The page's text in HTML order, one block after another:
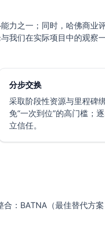
力之一；同时，哈佛商业
我们在实际项目中的观察
分步交换
采取阶段性资源与里程碑
免“一次到位”的高门槛；
立信任。
：BATNA（最佳替代方